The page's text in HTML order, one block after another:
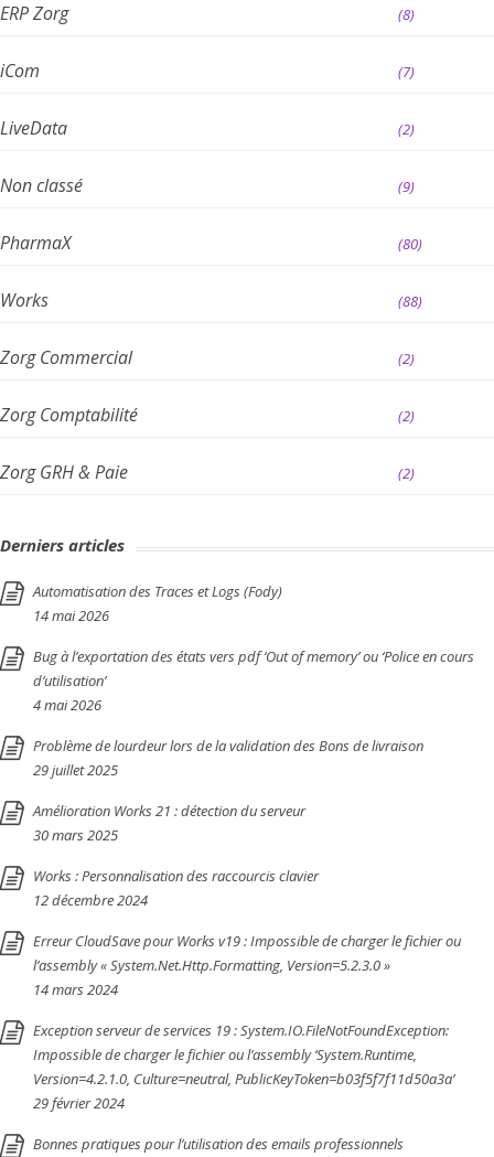
ERP Zorg (8)
iCom (7)
LiveData (2)
Non classé (9)
PharmaX (80)
Works (88)
Zorg Commercial (2)
Zorg Comptabilité (2)
Zorg GRH & Paie (2)
Derniers articles
Automatisation des Traces et Logs (Fody)
14 mai 2026
Bug à l’exportation des états vers pdf ‘Out of memory’ ou ‘Police en cours
d’utilisation’
4 mai 2026
Problème de lourdeur lors de la validation des Bons de livraison
29 juillet 2025
Amélioration Works 21 : détection du serveur
30 mars 2025
Works : Personnalisation des raccourcis clavier
12 décembre 2024
Erreur CloudSave pour Works v19 : Impossible de charger le fichier ou
l’assembly « System.Net.Http.Formatting, Version=5.2.3.0 »
14 mars 2024
Exception serveur de services 19 : System.IO.FileNotFoundException:
Impossible de charger le fichier ou l’assembly ‘System.Runtime,
Version=4.2.1.0, Culture=neutral, PublicKeyToken=b03f5f7f11d50a3a’
29 février 2024
Bonnes pratiques pour l’utilisation des emails professionnels